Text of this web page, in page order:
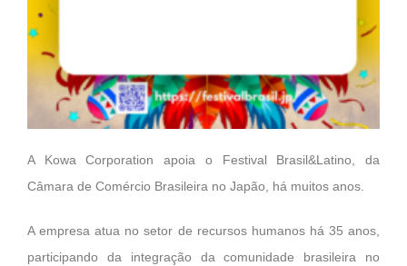
A Kowa Corporation apoia o Festival Brasil&Latino, da
Câmara de Comércio Brasileira no Japão, há muitos anos.
A empresa atua no setor de recursos humanos há 35 anos,
participando da integração da comunidade brasileira no